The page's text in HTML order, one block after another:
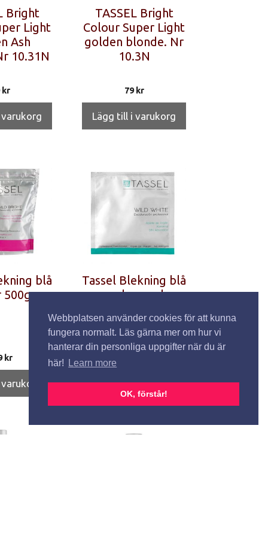
Webbplatsen använder cookies för att kunna
fungera normalt. Läs gärna mer om hur vi
hanterar din personliga uppgifter när du är
här!
Learn more
OK, förstår!
Bright
Light
Ash
10.31N
kr
TASSEL Bright
Colour Super Light
golden blonde. Nr
10.3N
79kr
Lägg till i varukorg
blå
500g
kr
Tassel Blekning blå
puder med
keratin, no
ammonia 25g
Lägg till i varukorg